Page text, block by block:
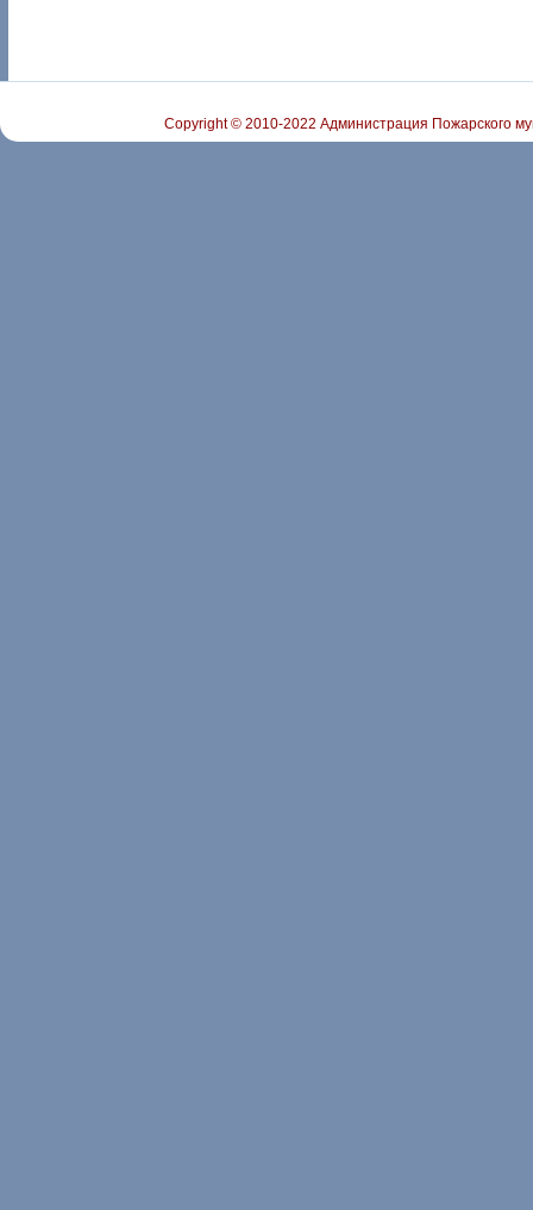
Copyright © 2010-2022 Администрация Пожарского